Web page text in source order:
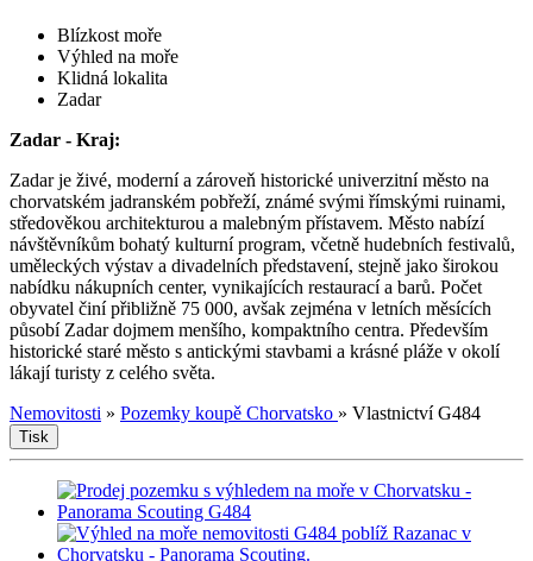
Blízkost moře
Výhled na moře
Klidná lokalita
Zadar
Zadar - Kraj:
Zadar je živé, moderní a zároveň historické univerzitní město na
chorvatském jadranském pobřeží, známé svými římskými ruinami,
středověkou architekturou a malebným přístavem. Město nabízí
návštěvníkům bohatý kulturní program, včetně hudebních festivalů,
uměleckých výstav a divadelních představení, stejně jako širokou
nabídku nákupních center, vynikajících restaurací a barů. Počet
obyvatel činí přibližně 75 000, avšak zejména v letních měsících
působí Zadar dojmem menšího, kompaktního centra. Především
historické staré město s antickými stavbami a krásné pláže v okolí
lákají turisty z celého světa.
Nemovitosti » Pozemky koupě Chorvatsko » Vlastnictví G484
Tisk